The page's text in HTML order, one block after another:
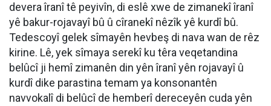
devera îranî tê peyivîn, di eslê xwe de zimanekî îranî
yê bakur-rojavayî bû û cîranekî nêzîk yê kurdî bû.
Tedescoyî gelek sîmayên hevbeş di nava wan de rêz
kirine. Lê, yek sîmaya serekî ku têra veqetandina
belûcî ji hemî zimanên din yên îranî yên rojavayî û
kurdî dike parastina temam ya konsonantên
navvokalî di belûcî de hemberî dereceyên cuda yên